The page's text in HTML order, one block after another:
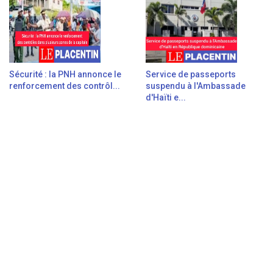
Sécurité : la PNH annonce le
renforcement des contrôl...
Service de passeports
suspendu à l'Ambassade
d'Haïti e...